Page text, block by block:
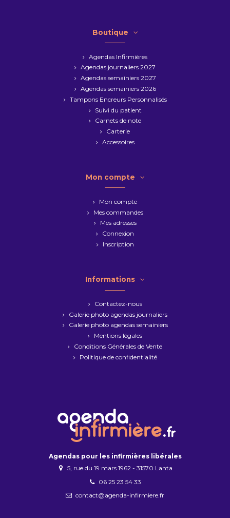
Boutique
Agendas Infirmières
Agendas journaliers 2027
Agendas semainiers 2027
Agendas semainiers 2026
Tampons Encreurs Personnalisés
Suivi du patient
Carnets de note
Carterie
Accessoires
Mon compte
Mon compte
Mes commandes
Mes adresses
Connexion
Inscription
Informations
Contactez-nous
Galerie photo agendas journaliers
Galerie photo agendas semainiers
Mentions légales
Conditions Générales de Vente
Politique de confidentialité
Agendas pour les infirmières libérales
5, rue du 19 mars 1962 - 31570 Lanta
06 25 23 54 33
contact@agenda-infirmiere.fr